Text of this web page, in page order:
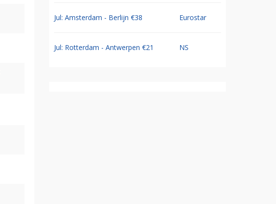
Jul: Amsterdam - Berlijn €38 Eurostar
Jul: Rotterdam - Antwerpen €21 NS